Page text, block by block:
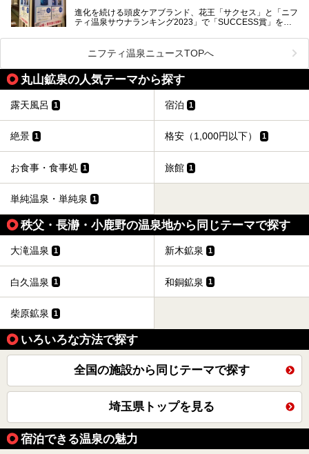
全国総合2位にランクインした人気温浴施設「竜泉寺の湯 草
加谷塚店」がコラボイベントを期間限定で開催中ということ
気になるその内容をチェックしてきました！
進化を続ける頭皮ケアブランド、花王「サクセス」と「ニフ
ティ温泉サウナランキング2023」で「SUCCESS賞」を獲
ベントを開催。
早速訪問し、気になるその内容を取材してきました！
───
提供元：花王株式会社【PR】
この記事は花王株式会社商品のPRイベントレポート記事で
ニフティ温泉ニュースTOPへ
丸山鉱泉の人気テーマから探す
露天風呂 1 宿泊 1
絶景 1 格安（1,000円以下） 1
お食事・食事処 1 旅館 1
単純温泉・単純泉 1
秩父・長瀞・小鹿野の温泉地から同じテーマで探す
大滝温泉 1 新木鉱泉 1
白久温泉 1 和銅鉱泉 1
柴原鉱泉 1
いろいろな方法で探す
全国の施設から同じテーマで探す
埼玉県トップを見る
宿泊できる温泉の魅力